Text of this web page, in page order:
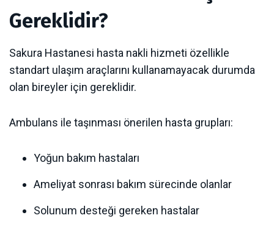
Gereklidir?
Sakura Hastanesi hasta nakli hizmeti özellikle
standart ulaşım araçlarını kullanamayacak durumda
olan bireyler için gereklidir.
Ambulans ile taşınması önerilen hasta grupları:
Yoğun bakım hastaları
Ameliyat sonrası bakım sürecinde olanlar
Solunum desteği gereken hastalar